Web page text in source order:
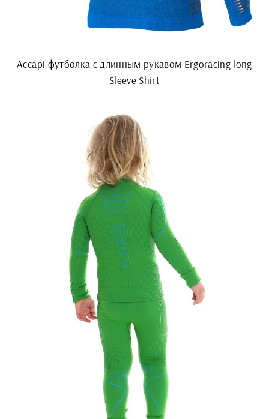
Accapi футболка с длинным рукавом Ergoracing long
Sleeve Shirt